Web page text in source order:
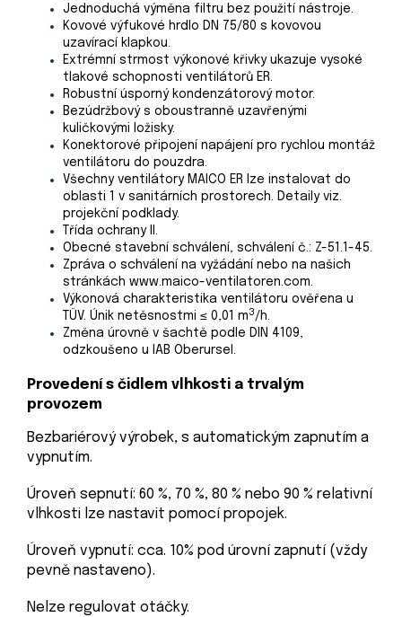
Jednoduchá výměna filtru bez použití nástroje.
Kovové výfukové hrdlo DN 75/80 s kovovou
uzavírací klapkou.
Extrémní strmost výkonové křivky ukazuje vysoké
tlakové schopnosti ventilátorů ER.
Robustní úsporný kondenzátorový motor.
Bezúdržbový s oboustranně uzavřenými
kuličkovými ložisky.
Konektorové připojení napájení pro rychlou montáž
ventilátoru do pouzdra.
Všechny ventilátory MAICO ER lze instalovat do
oblasti 1 v sanitárních prostorech. Detaily viz.
projekční podklady.
Třída ochrany II.
Obecné stavební schválení, schválení č.: Z-51.1-45.
Zpráva o schválení na vyžádání nebo na našich
stránkách www.maico-ventilatoren.com.
Výkonová charakteristika ventilátoru ověřena u
TÜV. Únik netěsnostmi ≤ 0,01 m 3 /h.
Změna úrovně v šachtě podle DIN 4109,
odzkoušeno u IAB Oberursel.
Provedení s čidlem vlhkosti a trvalým
provozem
Bezbariérový výrobek, s automatickým zapnutím a
vypnutím.
Úroveň sepnutí: 60 %, 70 %, 80 % nebo 90 % relativní
vlhkosti lze nastavit pomocí propojek.
Úroveň vypnutí: cca. 10% pod úrovní zapnutí (vždy
pevně nastaveno).
Nelze regulovat otáčky.